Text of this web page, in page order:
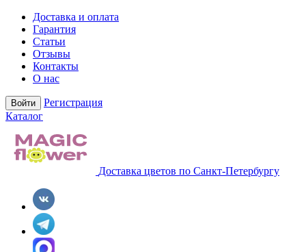
Доставка и оплата
Гарантия
Статьи
Отзывы
Контакты
О нас
Войти
Регистрация
Каталог
Доставка цветов по Санкт-Петербургу